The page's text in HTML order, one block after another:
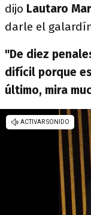
dijo Lautaro
darle el
"De diez
difícil porque
último, mira